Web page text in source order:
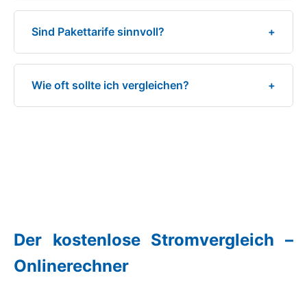
Sind Pakettarife sinnvoll? +
Wie oft sollte ich vergleichen? +
Der kostenlose Stromvergleich –
Onlinerechner